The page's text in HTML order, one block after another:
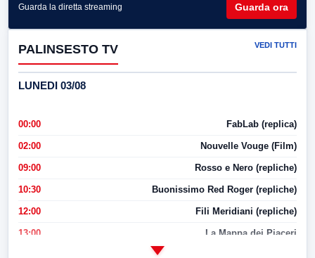
Guarda la diretta streaming Guarda ora
PALINSESTO TV VEDI TUTTI
LUNEDI 03/08
00:00 FabLab (replica)
02:00 Nouvelle Vouge (Film)
09:00 Rosso e Nero (repliche)
10:30 Buonissimo Red Roger (repliche)
12:00 Fili Meridiani (repliche)
13:00 La Mappa dei Piaceri